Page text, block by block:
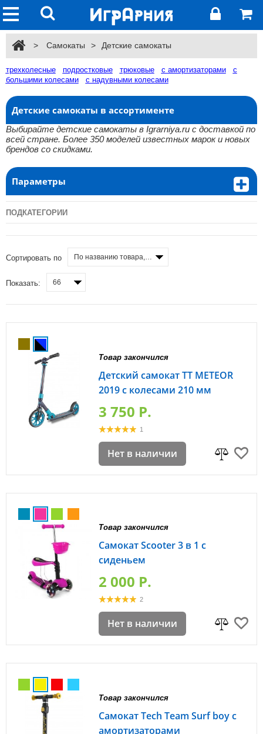
> Самокаты > Детские самокаты
трехколесные подростковые трюковые с амортизаторами
с
большими колесами
с надувными колесами
Детские самокаты в ассортименте
Выбирайте детские самокаты в Igrarniya.ru с доставкой по
всей стране. Более 350 моделей известных марок и новых
брендов со скидками.
Параметры
ПОДКАТЕГОРИИ
Сортировать по По названию товара, от А до Я
Показать: 66
Товар закончился
Детский самокат TT METEOR
2019 с колесами 210 мм
3 750 P.
1
Нет в наличии
Товар закончился
Самокат Scooter 3 в 1 с
сиденьем
2 000 P.
2
Нет в наличии
Товар закончился
Самокат Tech Team Surf boy с
амортизаторами